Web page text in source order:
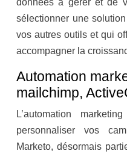
données à gérer et de
sélectionner une
vos autres outils et qui
accompagner la
Automation
mailchimp,
L’automation
personnaliser vos
Marketo, désormais